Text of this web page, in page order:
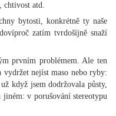
chtivost atd.
bytosti, konkrétně ty naše
zatím tvrdošíjně snaží
prvním problémem. Ale ten
vydržet nejíst maso nebo ryby:
když jsem dodržovala půsty,
v porušování stereotypu